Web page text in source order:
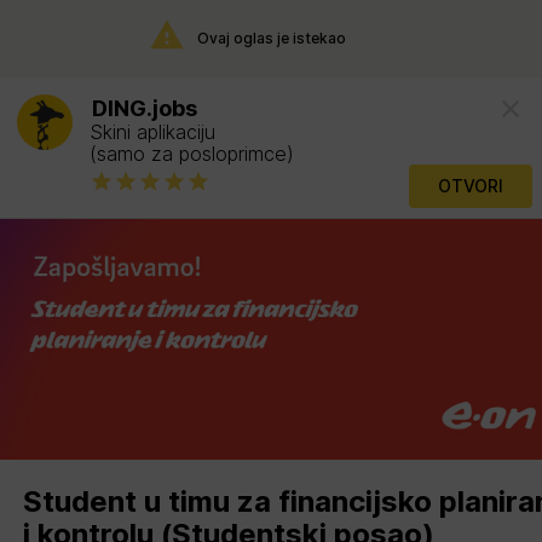
DING.jobs
Skini aplikaciju
(samo za posloprimce)
OTVORI
Ovaj oglas je istekao
Student u timu za financijsko
i kontrolu (Studentski posao)